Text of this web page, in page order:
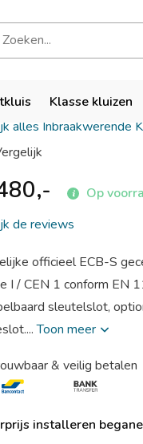
Klasse kluizen
Raat DRS
alles Inbraakwerende
Op
de reviews
officieel ECB-S
I / CEN 1 conform EN
sleutelslot,
Toon meer
& veilig betalen
installeren